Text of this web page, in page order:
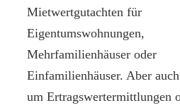
Mietwertgutachten für
Eigentumswohnungen,
Mehrfamilienhäuser oder
Einfamilienhäuser. Aber auch
um Ertragswertermittlungen